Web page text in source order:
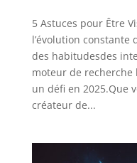
5 Astuces pour Être
l’évolution constante
des habitudesdes
moteur de
un défi en 2025.Que
créateur de...